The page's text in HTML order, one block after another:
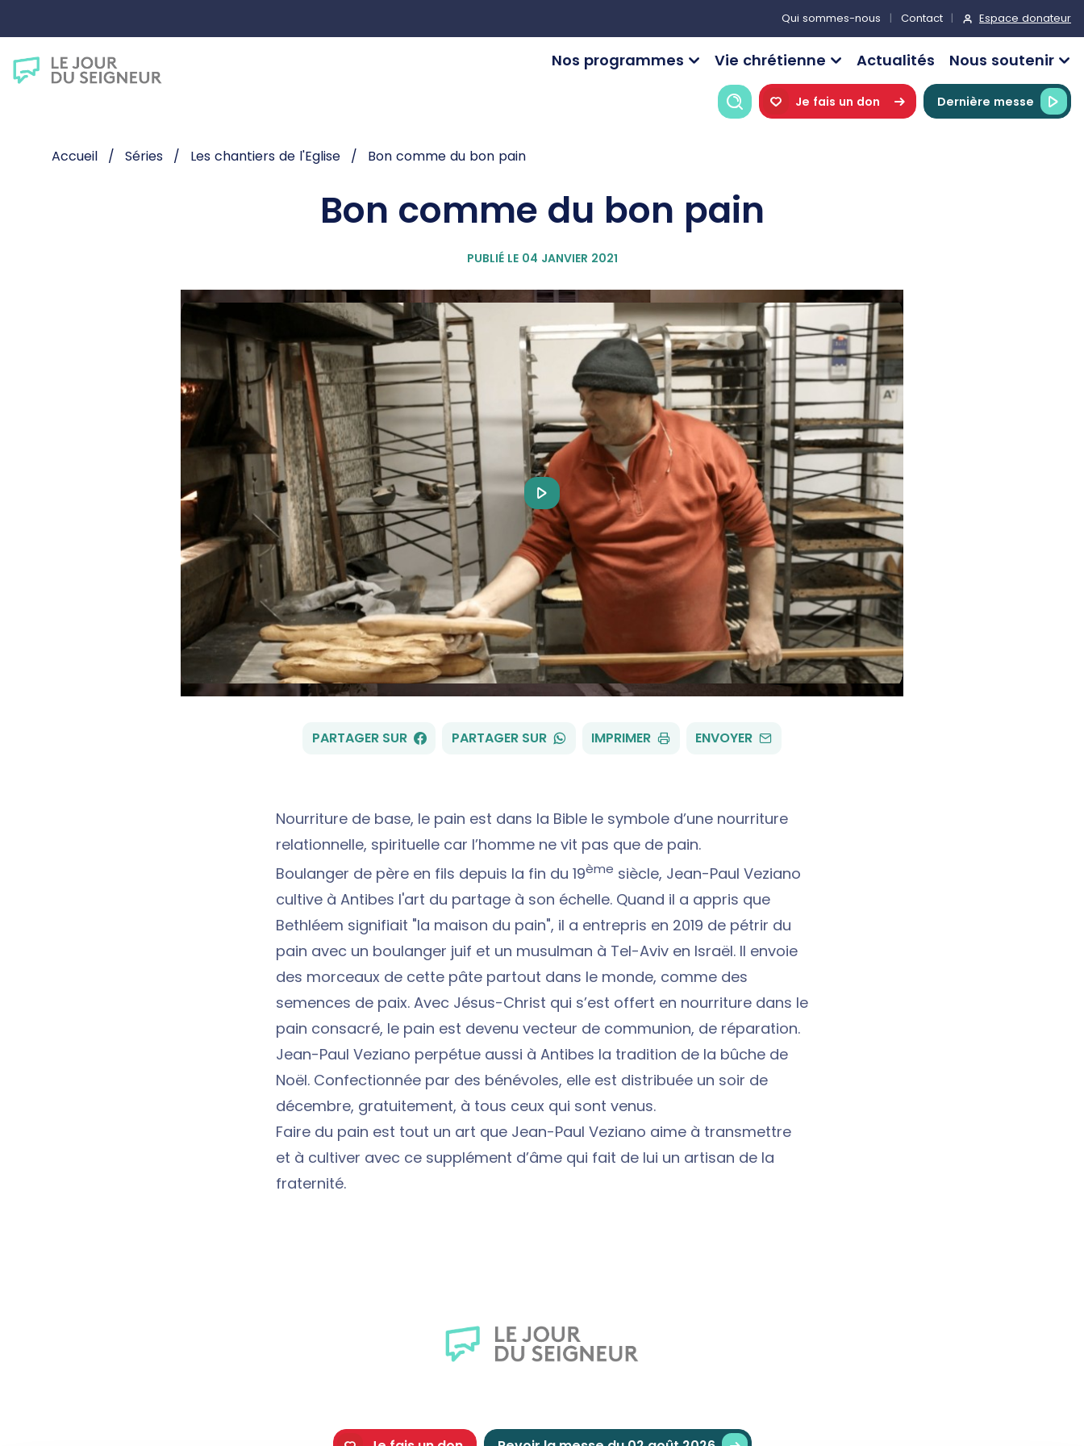
Qui sommes-nous Contact Espace donateur
Nos programmes Vie chrétienne Actualités Nous soutenir
RechercheJe fais un don Dernière messe
Accueil Séries Les chantiers de l'Eglise Bon comme du bon pain
Bon comme du bon pain
PUBLIÉ LE 04 JANVIER 2021
Play
Video
PARTAGER SUR FACEBOOK
PARTAGER SUR WHATSAPP
IMPRIMER ENVOYER PAR
Nourriture de base, le pain est dans la Bible le symbole d’une nourriture
relationnelle, spirituelle car l’homme ne vit pas que de pain.
Boulanger de père en fils depuis la fin du 19ème siècle, Jean-Paul Veziano
cultive à Antibes l'art du partage à son échelle. Quand il a appris que
Bethléem signifiait "la maison du pain", il a entrepris en 2019 de pétrir du
pain avec un boulanger juif et un musulman à Tel-Aviv en Israël. Il envoie
des morceaux de cette pâte partout dans le monde, comme des
semences de paix. Avec Jésus-Christ qui s’est offert en nourriture dans le
pain consacré, le pain est devenu vecteur de communion, de réparation.
Jean-Paul Veziano perpétue aussi à Antibes la tradition de la bûche de
Noël. Confectionnée par des bénévoles, elle est distribuée un soir de
décembre, gratuitement, à tous ceux qui sont venus.
Faire du pain est tout un art que Jean-Paul Veziano aime à transmettre
et à cultiver avec ce supplément d’âme qui fait de lui un artisan de la
fraternité.